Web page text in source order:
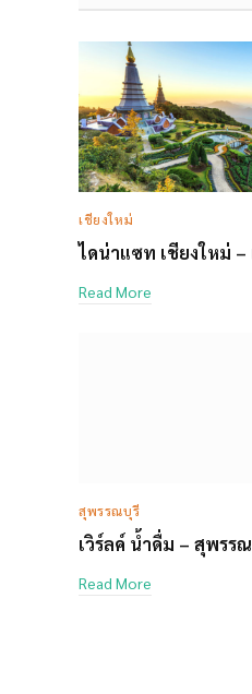
เชียงใหม่
ไดน่าแซท เชียงใหม่ –
Read More
สุพรรณบุรี
เวิร์ลค์ น้ำดื่ม – สุพรร
Read More